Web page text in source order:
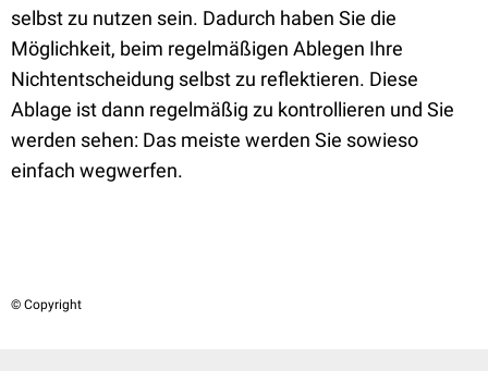
selbst zu nutzen sein. Dadurch haben Sie die
Möglichkeit, beim regelmäßigen Ablegen Ihre
Nichtentscheidung selbst zu reflektieren. Diese
Ablage ist dann regelmäßig zu kontrollieren und Sie
werden sehen: Das meiste werden Sie sowieso
einfach wegwerfen.
© Copyright